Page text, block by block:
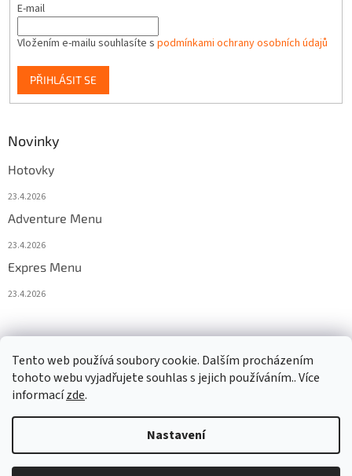
Tento web používá soubory cookie. Dalším procházením
tohoto webu vyjadřujete souhlas s jejich používáním.. Více
informacízde.
Nastavení
E-mail
Vložením e-mailu souhlasíte s podmínkami ochrany osobních údajů
PŘIHLÁSIT SE
Novinky
Hotovky
23.4.2026
Adventure Menu
23.4.2026
Expres Menu
23.4.2026
Copyright 2026www.333adventures.com. Všechna práva